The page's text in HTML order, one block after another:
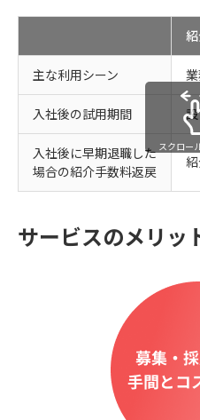
主な利用シーン
入社後の試用期間
入社後に早期退職した
場合の紹介手数料返戻
スクロー
サービスのメリッ